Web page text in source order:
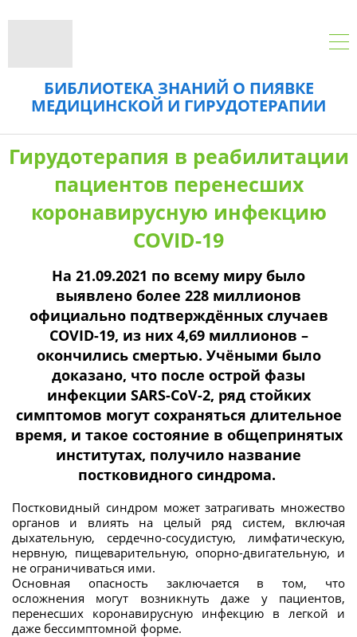
БИБЛИОТЕКА ЗНАНИЙ О ПИЯВКЕ
МЕДИЦИНСКОЙ И ГИРУДОТЕРАПИИ
Гирудотерапия в реабилитации
пациентов перенесших
коронавирусную инфекцию
COVID-19
На 21.09.2021 по всему миру было
выявлено более 228 миллионов
официально подтверждённых случаев
COVID-19, из них 4,69 миллионов –
окончились смертью. Учёными было
доказано, что после острой фазы
инфекции SARS-CoV-2, ряд стойких
симптомов могут сохраняться длительное
время, и такое состояние в общепринятых
институтах, получило название
постковидного синдрома.
Постковидный синдром может затрагивать множество
органов и влиять на целый ряд систем, включая
дыхательную, сердечно-сосудистую, лимфатическую,
нервную, пищеварительную, опорно-двигательную, и
не ограничиваться ими.
Основная опасность заключается в том, что
осложнения могут возникнуть даже у пациентов,
перенесших коронавирусную инфекцию в легкой и
даже бессимптомной форме.